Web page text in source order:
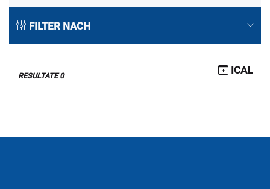
FILTER NACH
RESULTATE0 ICAL